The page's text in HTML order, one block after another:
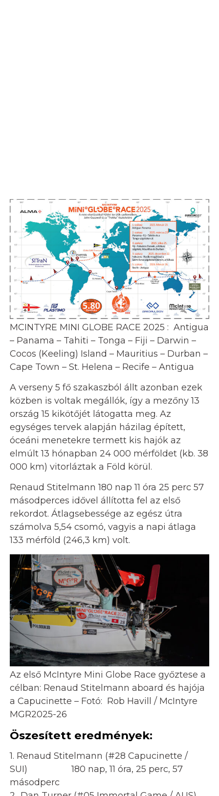
MCINTYRE MINI GLOBE RACE 2025 : Antigua
– Panama – Tahiti – Tonga – Fiji – Darwin –
Cocos (Keeling) Island – Mauritius – Durban –
Cape Town – St. Helena – Recife – Antigua
A verseny 5 fő szakaszból állt azonban ezek
közben is voltak megállók, így a mezőny 13
ország 15 kikötőjét látogatta meg. Az
egységes tervek alapján házilag épített,
óceáni menetekre termett kis hajók az
elmúlt 13 hónapban 24 000 mérföldet (kb. 38
000 km) vitorláztak a Föld körül.
Renaud Stitelmann 180 nap 11 óra 25 perc 57
másodperces idővel állította fel az első
rekordot. Átlagsebessége az egész útra
számolva 5,54 csomó, vagyis a napi átlaga
133 mérföld (246,3 km) volt.
Az első McIntyre Mini Globe Race győztese a
célban: Renaud Stitelmann aboard és hajója
a Capucinette – Fotó: Rob Havill / McIntyre
MGR2025-26
Öszesített eredmények:
1. Renaud Stitelmann (#28 Capucinette /
SUI) 180 nap, 11 óra, 25 perc, 57
másodperc